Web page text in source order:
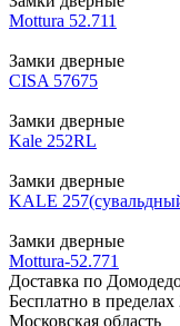
Mottura 52.711
Замки дверные
CISA 57675
Замки дверные
Kale 252RL
Замки дверные
KALE
Замки дверные
Mottura-52.771
Доставка по
Бесплатно в
Московская область